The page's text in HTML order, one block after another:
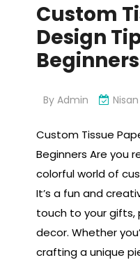
Custom
Design
Beginners
By Admin
Custom Tissue
Beginners Are you
colorful world of
It’s a fun and
touch to your gifts,
decor. Whether
crafting a unique